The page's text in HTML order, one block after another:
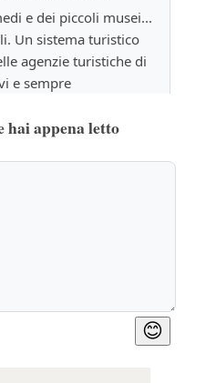
e dei piccoli musei...
Un sistema turistico
agenzie turistiche di
e sempre
15/05/2025, 13:24
siano manna per
di tanto grandi
hai appena letto
😊